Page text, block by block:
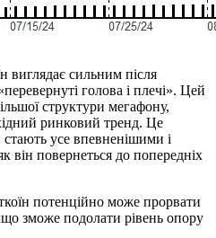
виглядає сильним після
голова і плечі». Цей
структури мегафону,
ринковий тренд. Це
усе впевненішими і
він повернеться до попередніх
потенційно може прорвати
зможе подолати рівень опору